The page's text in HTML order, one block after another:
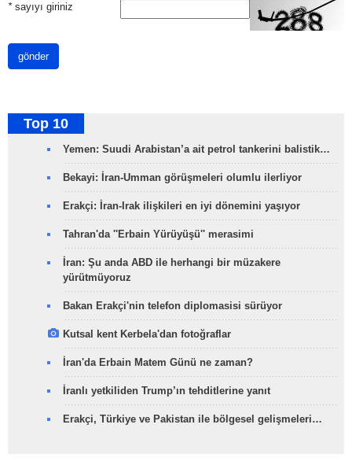
*sayıyı giriniz
gönder
Top 10
Yemen: Suudi Arabistan’a ait petrol tankerini balistik…
Bekayi: İran-Umman görüşmeleri olumlu ilerliyor
Erakçi: İran-Irak ilişkileri en iyi dönemini yaşıyor
Tahran'da ''Erbain Yürüyüşü'' merasimi
İran: Şu anda ABD ile herhangi bir müzakere
yürütmüyoruz
Bakan Erakçi'nin telefon diplomasisi sürüyor
Kutsal kent Kerbela'dan fotoğraflar
İran'da Erbain Matem Günü ne zaman?
İranlı yetkiliden Trump’ın tehditlerine yanıt
Erakçi, Türkiye ve Pakistan ile bölgesel gelişmeleri…